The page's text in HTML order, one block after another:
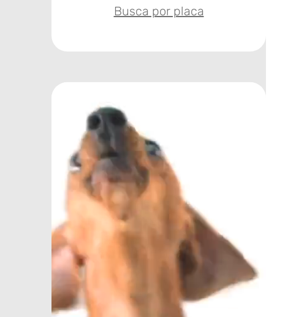
Busca por placa